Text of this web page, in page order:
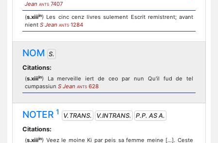
Jean ANTS 7407
(s.xiiiin) Les cinc cenz livres sulement Escrit remistrent; avant
nient S Jean ANTS 1284
NOM S.
Citations:
(s.xiiiin) La merveille iert de ceo par nun Qu'il fud de tel
cumpassiun S Jean ANTS 628
NOTER 1 V.TRANS. V.INTRANS.
P.P. AS A.
Citations:
(s.xiiiin) Veez le moine Ki par peis sa femme meine [...]. Ceste